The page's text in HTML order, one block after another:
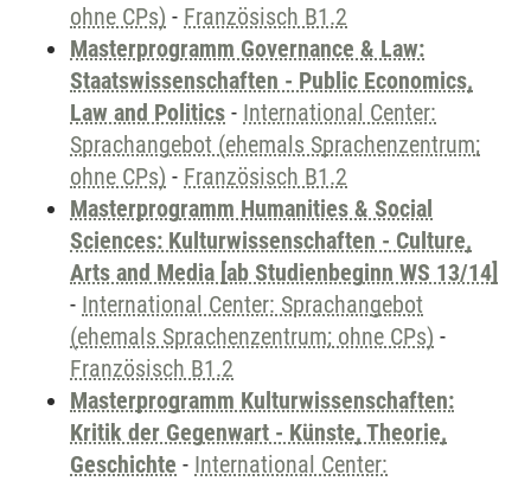
ohne CPs) - Französisch B1.2
Masterprogramm Governance & Law:
Staatswissenschaften - Public Economics,
Law and Politics - International Center:
Sprachangebot (ehemals Sprachenzentrum;
ohne CPs) - Französisch B1.2
Masterprogramm Humanities & Social
Sciences: Kulturwissenschaften - Culture,
Arts and Media [ab Studienbeginn WS 13/14]
- International Center: Sprachangebot
(ehemals Sprachenzentrum; ohne CPs) -
Französisch B1.2
Masterprogramm Kulturwissenschaften:
Kritik der Gegenwart - Künste, Theorie,
Geschichte - International Center: